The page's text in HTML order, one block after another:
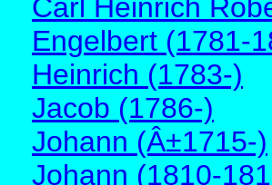
Carl Heinrich
Engelbert (1781-
Heinrich (1783-)
Jacob (1786-)
Johann (Â±1715-)
Johann (1810-